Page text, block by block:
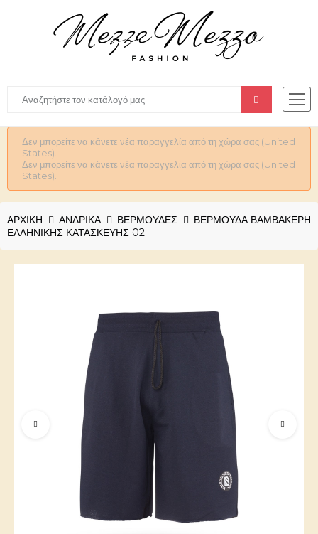
Δεν μπορείτε να κάνετε νέα παραγγελία από τη χώρα σας (United
States).
Δεν μπορείτε να κάνετε νέα παραγγελία από τη χώρα σας (United
States).
ΑΡΧΙΚΉ ΑΝΔΡΙΚΆ ΒΕΡΜΟΥΔΕΣ
ΒΕΡΜΟΎΔΑ ΒΑΜΒΑΚΕΡΉ
ΕΛΛΗΝΙΚΉΣ ΚΑΤΑΣΚΕΥΉΣ 02